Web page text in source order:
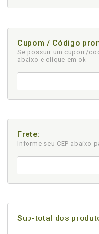
Cupom / Código
Se possuir um cupom/
abaixo e clique em ok
Frete:
Informe seu CEP abaixo
Sub-total dos